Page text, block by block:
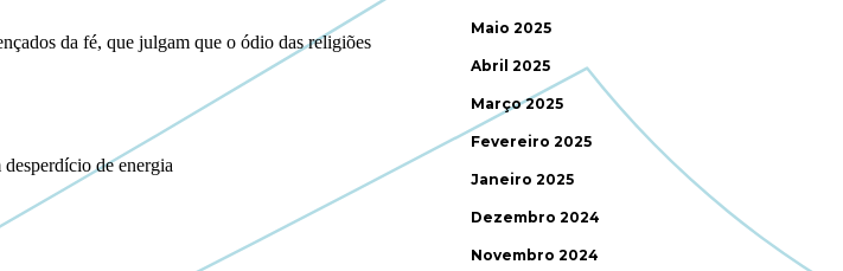
Maio 2025
Abril 2025
Março 2025
Fevereiro 2025
Janeiro 2025
Dezembro 2024
Novembro 2024